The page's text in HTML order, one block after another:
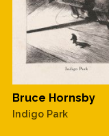
Bruce Hornsby
Indigo Park